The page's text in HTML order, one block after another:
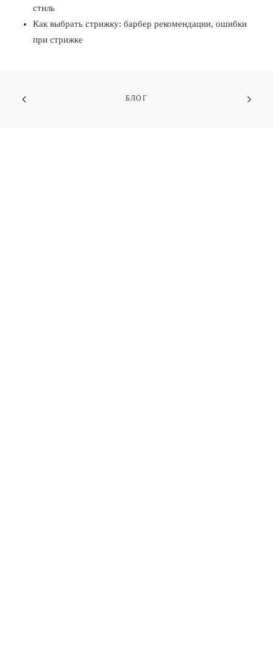
стиль
Как выбрать стрижку: барбер рекомендации, ошибки
при стрижке
БЛОГ